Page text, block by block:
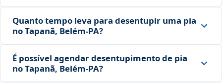
Quanto tempo leva para desentupir uma pia
no Tapanã, Belém‑PA?
É possível agendar desentupimento de pia
no Tapanã, Belém‑PA?